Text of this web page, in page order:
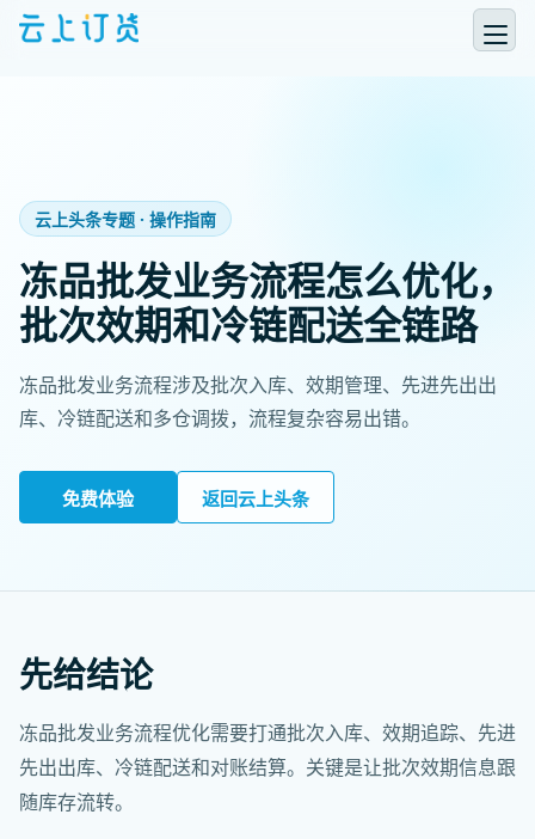
云上头条专题 · 操作指南
冻品批发业务流程怎么优化，
批次效期和冷链配送全链路
冻品批发业务流程涉及批次入库、效期管理、先进先出出
库、冷链配送和多仓调拨，流程复杂容易出错。
免费体验 返回云上头条
先给结论
冻品批发业务流程优化需要打通批次入库、效期追踪、先进
先出出库、冷链配送和对账结算。关键是让批次效期信息跟
随库存流转。